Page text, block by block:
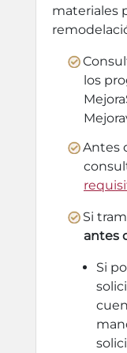
materiales
los
Antes
Si
antes
Si